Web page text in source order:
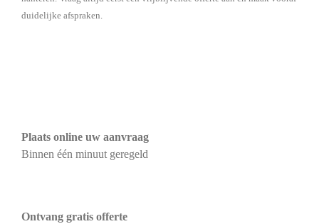
duidelijke afspraken.
Plaats online uw aanvraag
Binnen één minuut geregeld
Ontvang gratis offerte